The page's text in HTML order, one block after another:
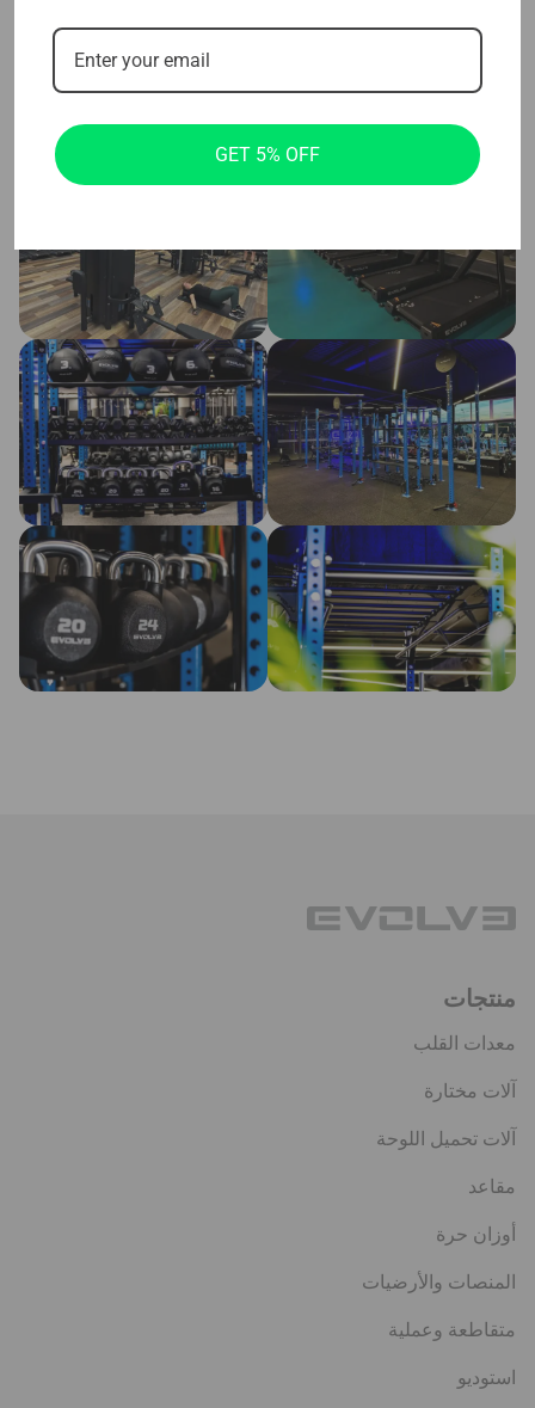
منتجات
معدات القلب
آلات مختارة
آلات تحميل اللوحة
مقاعد
أوزان حرة
المنصات والأرضيات
متقاطعة وعملية
استوديو
GET 5% OFF